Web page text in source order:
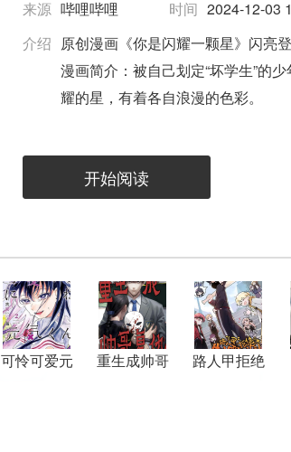
来源 哔哩哔哩 时间 2024-12-03
介绍 原创漫画《你是闪耀一颗星》闪亮
漫画简介：被自己划定“坏学生”的
耀的星，有着各自浪漫的色彩。
开始阅读
可怜可爱元
重生成帅哥
路人甲拒绝